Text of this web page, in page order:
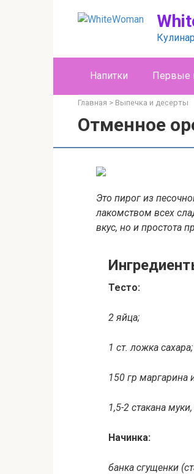
Напитки Первые
Главная > Выпечка и десерты
Отменное
Это пирог из
лакомством всех
вкус, но и простота
Тесто:
2 яйца;
1 ст. ложка сахара;
150 гр маргарина
1,5-2 стакана
Начинка:
банка сгущенки